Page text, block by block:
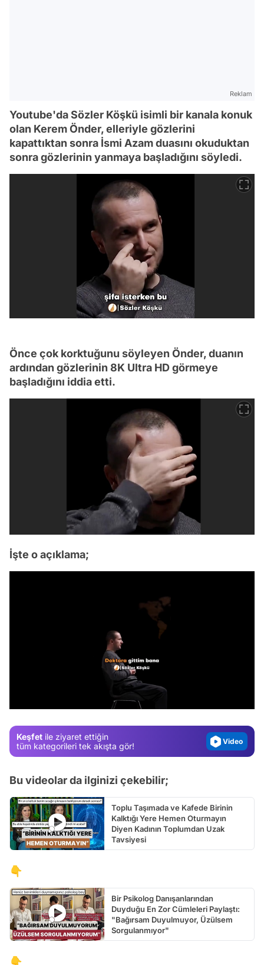
Reklam
Youtube'da Sözler Köşkü isimli bir kanala konuk
olan Kerem Önder, elleriyle gözlerini
kapattıktan sonra İsmi Azam duasını okuduktan
sonra gözlerinin yanmaya başladığını söyledi.
Önce çok korktuğunu söyleyen Önder, duanın
ardından gözlerinin 8K Ultra HD görmeye
başladığını iddia etti.
İşte o açıklama;
Keşfet ile ziyaret ettiğin
tüm kategorileri tek akışta gör!
Test
Bu videolar da ilginizi çekebilir;
Toplu Taşımada ve Kafede Birinin
Kalktığı Yere Hemen Oturmayın
Diyen Kadının Toplumdan Uzak
Tavsiyesi
👇
Bir Psikolog Danışanlarından
Duyduğu En Zor Cümleleri Paylaştı:
"Bağırsam Duyulmuyor, Üzülsem
Sorgulanmıyor"
👇